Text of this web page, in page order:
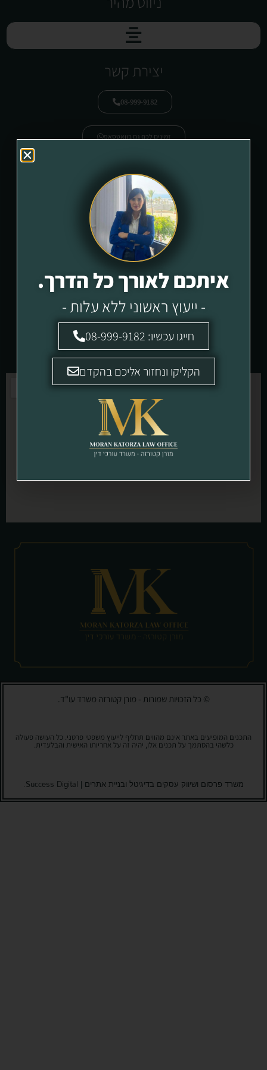
יצירת קשר
08-999-9182
זמינים לכם גם בוואטסאפ
רח' הגדוד העברי 5/15, בניין משרדים "גן העיר ", אשדוד.
מדיוניות פרטיות
עקבו אחרינו
© כל הזכויות שמורות - מורן קטורזה משרד עו"ד.
התכנים המופיעים באתר אינם מהווים תחליף לייעוץ משפטי פרטני. כל העושה פעולה
כלשהי בהסתמך על תכנים אלו, יהיה זה על אחריותו האישית והבלעדית.
משרד פרסום ושיווק עסקים בדיגיטל ובניית אתרים | Success Digital.
איתכם לאורך כל הדרך.
- ייעוץ ראשוני ללא עלות -
חייגו עכשיו: 08-999-9182
הקליקו ונחזור אליכם בהקדם